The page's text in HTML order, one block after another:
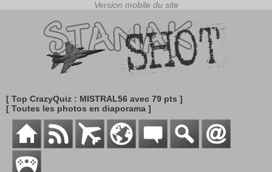
[ Top CrazyQuiz : MISTRAL56 avec 79 pts ]
[ Toutes les photos en diaporama ]